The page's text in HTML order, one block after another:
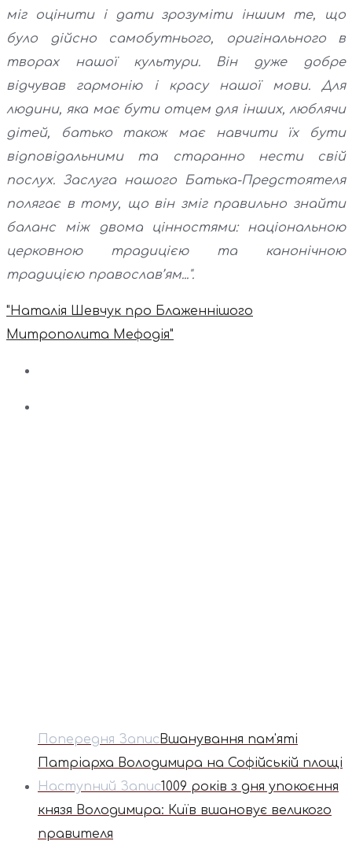
міг оцінити і дати зрозуміти іншим те, що
було дійсно самобутнього, оригінального в
творах нашої культури. Він дуже добре
відчував гармонію і красу нашої мови. Для
людини, яка має бути отцем для інших, люблячи
дітей, батько також має навчити їх бути
відповідальними та старанно нести свій
послух. Заслуга нашого Батька-Предстоятеля
полягає в тому, що він зміг правильно знайти
баланс між двома цінностями: національною
церковною традицією та канонічною
традицією православ’ям...".
"Наталія Шевчук про Блаженнішого
Митрополита Мефодія"
Попередня Запис Вшанування пам'яті
Патріарха Володимира на Софійській площі
Наступний Запис1009 років з дня упокоєння
князя Володимира: Київ вшановує великого
правителя